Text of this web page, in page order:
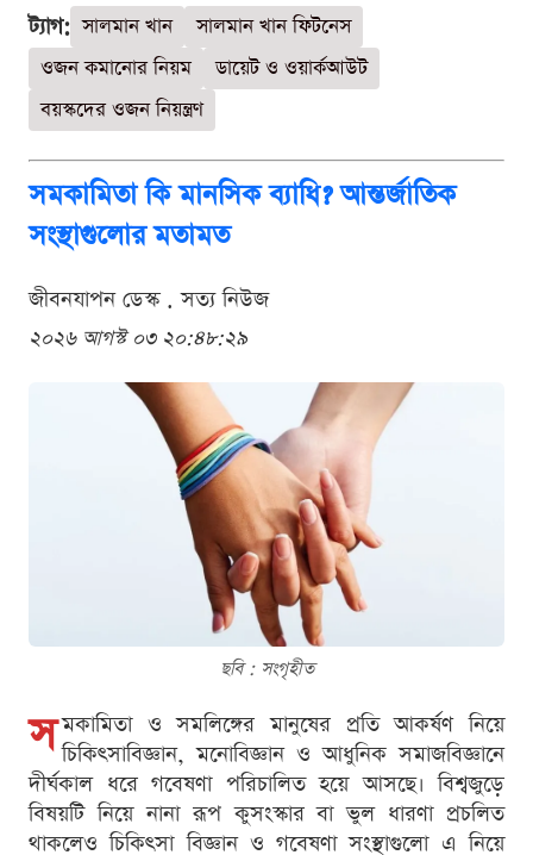
ট্যাগ: সালমান খান
সালমান খান ফিটনেস
ওজন কমানোর নিয়ম
ডায়েট ও ওয়ার্কআউট
বয়স্কদের ওজন নিয়ন্ত্রণ
সমকামিতা কি মানসিক ব্যাধি? আন্তর্জাতিক
সংস্থাগুলোর মতামত
জীবনযাপন ডেস্ক . সত্য নিউজ
২০২৬ আগস্ট ০৩ ২০:৪৮:২৯
ছবি : সংগৃহীত
স মকামিতা ও সমলিঙ্গের মানুষের প্রতি আকর্ষণ নিয়ে
চিকিৎসাবিজ্ঞান, মনোবিজ্ঞান ও আধুনিক সমাজবিজ্ঞানে
দীর্ঘকাল ধরে গবেষণা পরিচালিত হয়ে আসছে। বিশ্বজুড়ে
বিষয়টি নিয়ে নানা রূপ কুসংস্কার বা ভুল ধারণা প্রচলিত
থাকলেও চিকিৎসা বিজ্ঞান ও গবেষণা সংস্থাগুলো এ নিয়ে